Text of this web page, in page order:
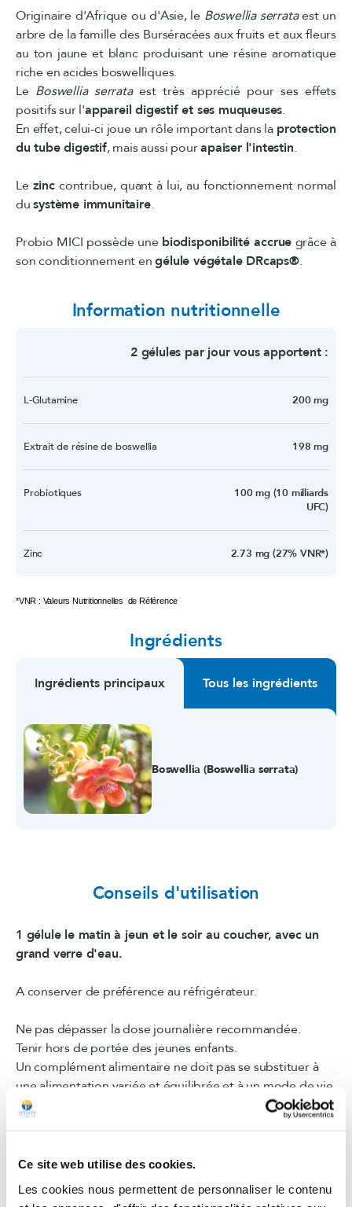
Ce site web utilise des cookies.
Les cookies nous permettent de personnaliser le contenu
Originaire d'Afrique ou d'Asie, le Boswellia serrataest un
arbre de la famille des Burséracées aux fruits et aux fleurs
au ton jaune et blanc produisant une résine aromatique
riche en acides boswelliques.
Le Boswellia serrataest très apprécié pour ses effets
positifs sur l'appareil digestif et ses muqueuses.
En effet, celui-ci joue un rôle important dans la protection
du tube digestif, mais aussi pourapaiser l'intestin.
Le zinccontribue, quant à lui, au fonctionnement normal
dusystème immunitaire.
Probio MICI possède une biodisponibilité accrue grâce à
son conditionnement engélule végétale DRcaps®.
Information nutritionnelle
2 gélules par jour vous apportent :
L-Glutamine 200 mg
Extrait de résine de boswellia 198 mg
Probiotiques
100 mg (10 milliards
UFC)
Zinc 2.73 mg (27% VNR*)
*VNR : Valeurs Nutritionnelles de Référence
Ingrédients
Ingrédients principaux Tous les ingrédients
Boswellia (Boswellia serrata)
Conseils d'utilisation
1 gélule le matin à jeun et le soir au coucher, avec un
grand verre d'eau.
A conserver de préférence au réfrigérateur.
Ne pas dépasser la dose journalière recommandée.
Tenir hors de portée des jeunes enfants.
Un complément alimentaire ne doit pas se substituer à
une alimentation variée et équilibrée et à un mode de vie
sain.
Conserver le produit à l'abri de la lumière, de la chaleur et
Pour les femmes enceintes ou allaitantes, consulter un
professionnel de santé.